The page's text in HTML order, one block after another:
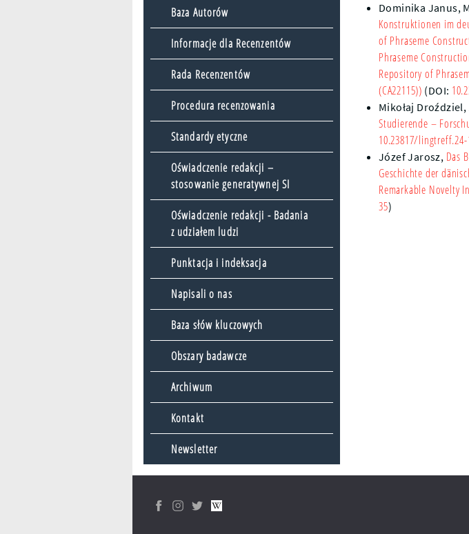
Baza Autorów
Informacje dla Recenzentów
Rada Recenzentów
Procedura recenzowania
Standardy etyczne
Oświadczenie redakcji –
stosowanie generatywnej SI
Oświadczenie redakcji - Badania
z udziałem ludzi
Punktacja i indeksacja
Napisali o nas
Baza słów kluczowych
Obszary badawcze
Archiwum
Kontakt
Newsletter
Dominika Janus,
Konstruktionen im
of Phraseme
Phraseme
Repository of
(CA22115)) (DOI:
Mikołaj Droździel,
Studierende –
10.23817/
Józef Jarosz, Das
Geschichte der
Remarkable Novelty
35)